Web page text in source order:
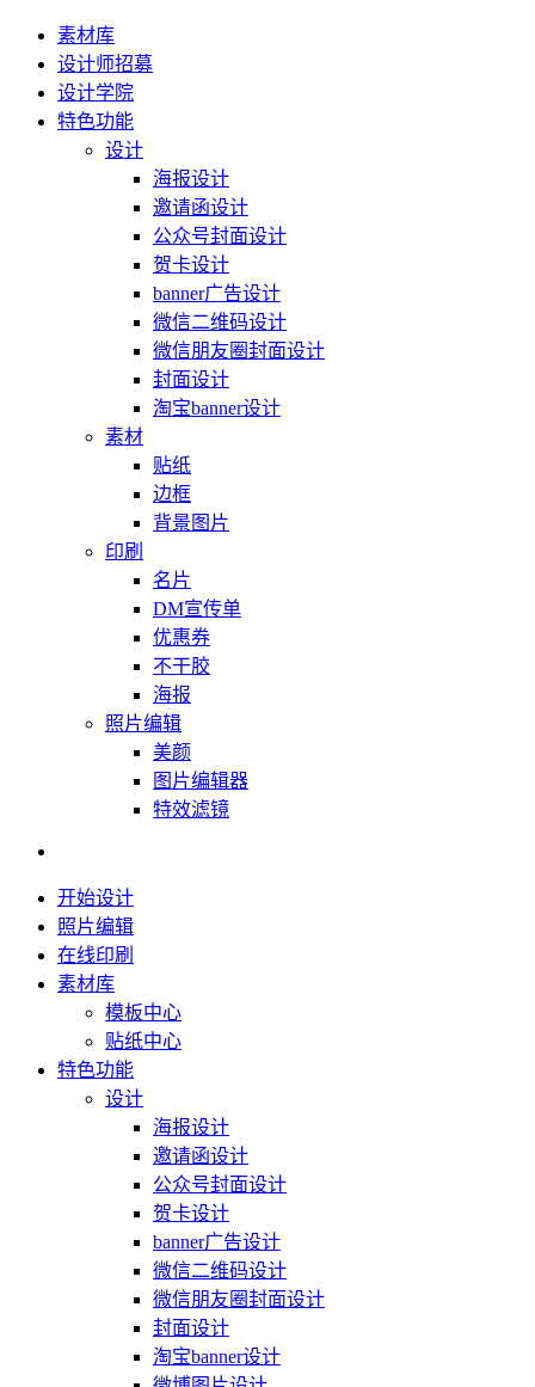
素材库
设计师招募
设计学院
特色功能
设计
海报设计
邀请函设计
公众号封面设计
贺卡设计
banner广告设计
微信二维码设计
微信朋友圈封面设计
封面设计
淘宝banner设计
素材
贴纸
边框
背景图片
印刷
名片
DM宣传单
优惠券
不干胶
海报
照片编辑
美颜
图片编辑器
特效滤镜
开始设计
照片编辑
在线印刷
素材库
模板中心
贴纸中心
特色功能
设计
海报设计
邀请函设计
公众号封面设计
贺卡设计
banner广告设计
微信二维码设计
微信朋友圈封面设计
封面设计
淘宝banner设计